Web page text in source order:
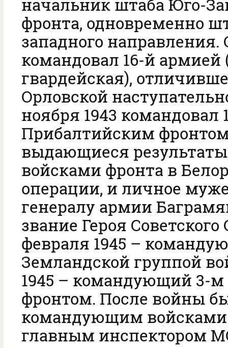
начальник штаба Юго-
фронта, одновременно
западного направления.
командовал 16-й армией
гвардейская),
Орловской
ноября 1943 командовал
Прибалтийским
выдающиеся
войсками фронта в
операции, и личное
генералу армии
звание Героя Советского
февраля 1945 –
Земландской группой
1945 – командующий 3-
фронтом. После войны
командующим
главным инспектором